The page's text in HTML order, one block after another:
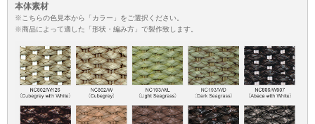
本体素材
※こちらの色見本から「カラー」をご選択ください。
※商品によって適した「形状・編み方」で製作致します。